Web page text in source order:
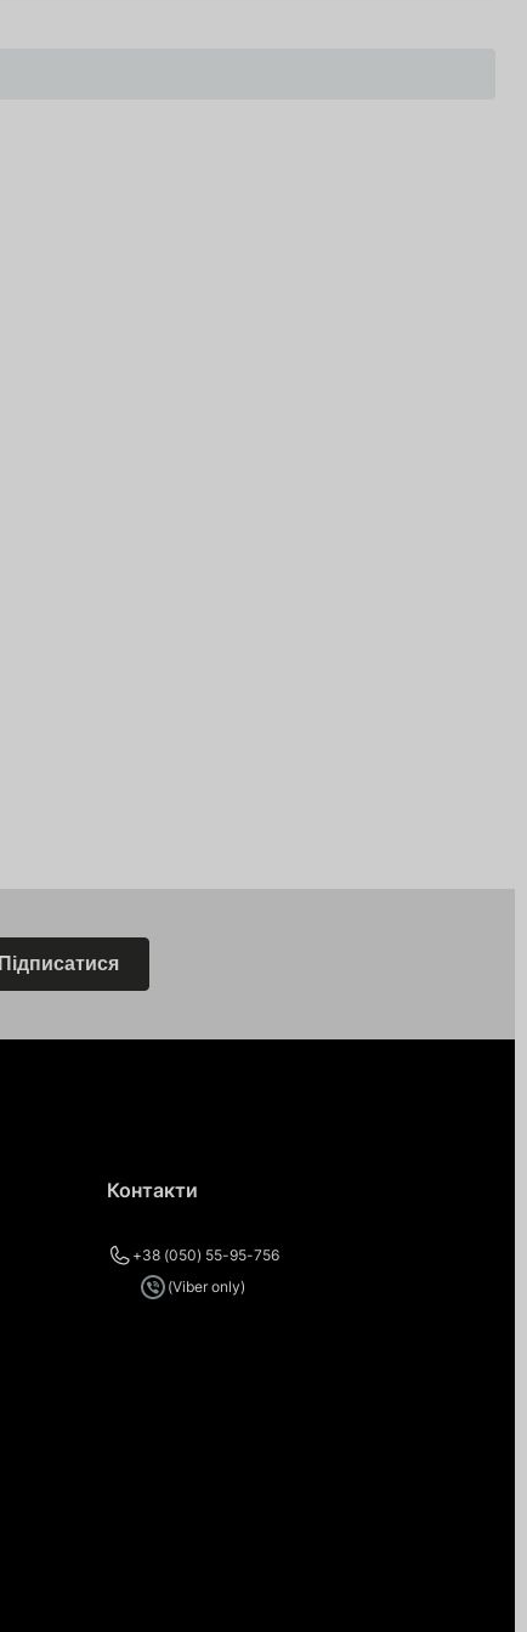
Підписатися
Контакти
+38 (050) 55-95-756
(Viber only)